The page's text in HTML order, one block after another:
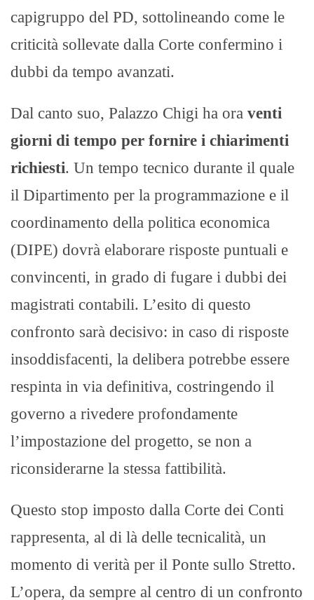
capigruppo del PD, sottolineando come le
criticità sollevate dalla Corte confermino i
dubbi da tempo avanzati.
Dal canto suo, Palazzo Chigi ha ora venti
giorni di tempo per fornire i chiarimenti
richiesti. Un tempo tecnico durante il quale
il Dipartimento per la programmazione e il
coordinamento della politica economica
(DIPE) dovrà elaborare risposte puntuali e
convincenti, in grado di fugare i dubbi dei
magistrati contabili. L’esito di questo
confronto sarà decisivo: in caso di risposte
insoddisfacenti, la delibera potrebbe essere
respinta in via definitiva, costringendo il
governo a rivedere profondamente
l’impostazione del progetto, se non a
riconsiderarne la stessa fattibilità.
Questo stop imposto dalla Corte dei Conti
rappresenta, al di là delle tecnicalità, un
momento di verità per il Ponte sullo Stretto.
L’opera, da sempre al centro di un confronto